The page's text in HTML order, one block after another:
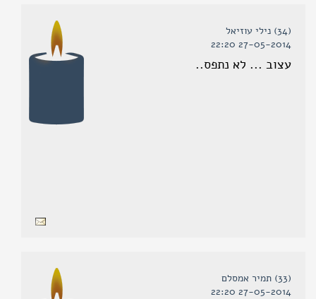
(34) נילי עוזיאל
27-05-2014 22:20
עצוב ... לא נתפס..
(33) תמיר אמסלם
27-05-2014 22:20